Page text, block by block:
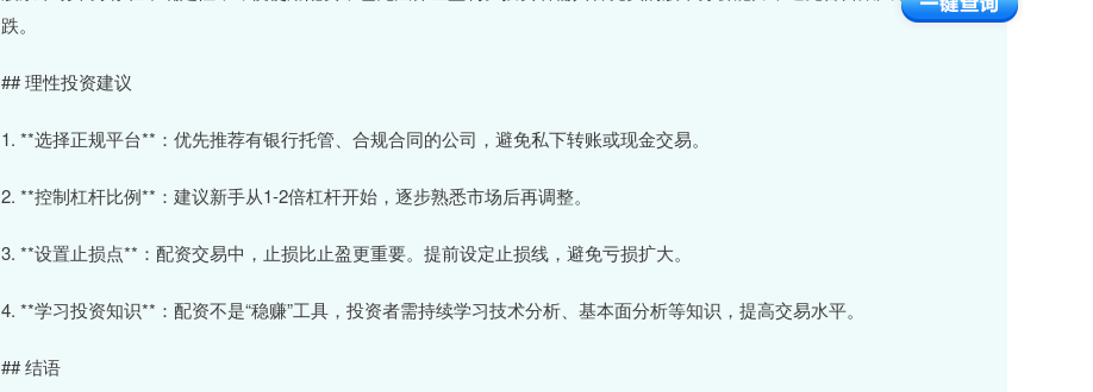
跌。
## 理性投资建议
1. **选择正规平台**：优先推荐有银行托管、合规合同的公司，避免私下转账或现金交易。
2. **控制杠杆比例**：建议新手从1-2倍杠杆开始，逐步熟悉市场后再调整。
3. **设置止损点**：配资交易中，止损比止盈更重要。提前设定止损线，避免亏损扩大。
4. **学习投资知识**：配资不是“稳赚”工具，投资者需持续学习技术分析、基本面分析等知识，提高交易水平。
## 结语